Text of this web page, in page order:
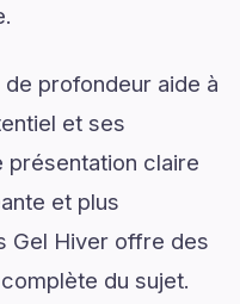
profondeur aide à
et ses
présentation claire
et plus
Gel Hiver offre des
du sujet.